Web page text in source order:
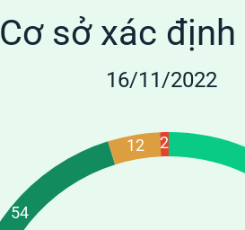
Cơ sở xác
16/11/2022